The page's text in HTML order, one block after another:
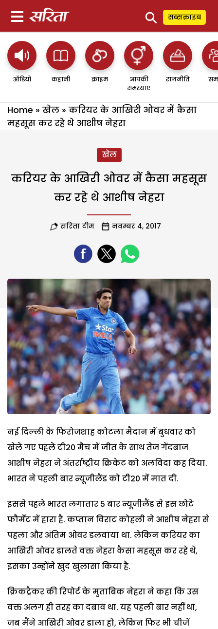
⚲ सब्सक्राइब
ऑडियो कहानी क्राइम
आपकी
समस्याएं
राजनीति
Home » खेल » करियर के आखिरी ओवर में कैसा
महसूस कर रहे थे आशीष नेहरा
खेल
करियर के आखिरी ओवर में कैसा महसूस
कर रहे थे आशीष नेहरा
सरिता टीम नवम्बर 4, 2017
नई दिल्ली के फिरोजशाह कोटला मैदान में बुधवार को
खेले गए पहले टी20 मैच में जीत के साथ तेज गेंदबाज
आशीष नेहरा ने अंतर्राष्ट्रीय क्रिकेट को अलविदा कह दिया.
भारत ने पहली बार न्यूजीलैंड को टी20 में मात दी.
इससे पहले भारत लगातार 5 बार न्यूजीलैंड से इस छोटे
फौर्मेट में हारा है. कप्तान विराट कोहली ने आशीष नेहरा से
पहला और अंतिम ओवर डलवाया था. लेकिन करियर का
आखिरी ओवर डालते वक्त नेहरा कैसा महसूस कर रहे थे,
इसका उन्होंने खुद खुलासा किया है.
क्रिकट्रैकर की रिपोर्ट के मुताबिक नेहरा ने कहा कि उस
वक्त अलग ही तरह का दबाव था. यह पहली बार नहीं था,
जब मैंने आखिरी ओवर डाला हो, लेकिन फिर भी चीजें